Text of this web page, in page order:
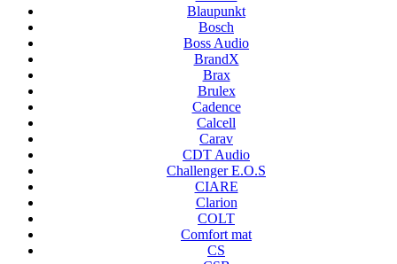
Blaupunkt
Bosch
Boss Audio
BrandX
Brax
Brulex
Cadence
Calcell
Carav
CDT Audio
Challenger E.O.S
CIARE
Clarion
COLT
Comfort mat
CS